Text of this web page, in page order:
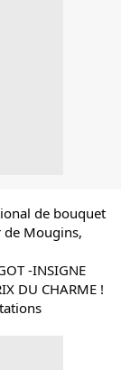
de bouquet
de Mougins,
-INSIGNE
DU CHARME !